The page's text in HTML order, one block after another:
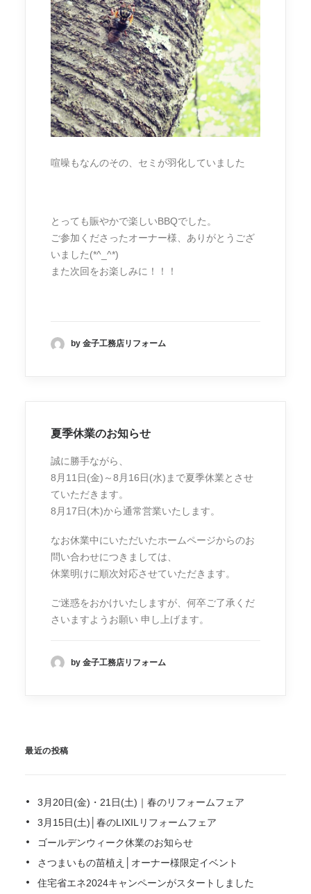
喧噪もなんのその、セミが羽化していました
とっても賑やかで楽しいBBQでした。
ご参加くださったオーナー様、ありがとうござ
いました(*^_^*)
また次回をお楽しみに！！！
by 金子工務店リフォーム
夏季休業のお知らせ
誠に勝手ながら、
8月11日(金)～8月16日(水)まで夏季休業とさせ
ていただきます。
8月17日(木)から通常営業いたします。
なお休業中にいただいたホームページからのお
問い合わせにつきましては、
休業明けに順次対応させていただきます。
ご迷惑をおかけいたしますが、何卒ご了承くだ
さいますようお願い 申し上げます。
by 金子工務店リフォーム
最近の投稿
3月20日(金)・21日(土)｜春のリフォームフェア
3月15日(土)│春のLIXILリフォームフェア
ゴールデンウィーク休業のお知らせ
さつまいもの苗植え│オーナー様限定イベント
住宅省エネ2024キャンペーンがスタートしました